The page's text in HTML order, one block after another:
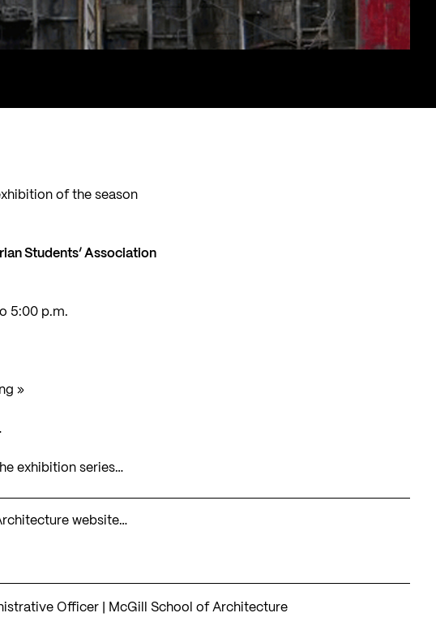
of the season
Students’ Association
5:00 p.m.
»
exhibition series…
website…
Officer | McGill School of Architecture